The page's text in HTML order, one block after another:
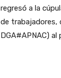
regresó a la
de trabajadores,
DGA#APNAC) al